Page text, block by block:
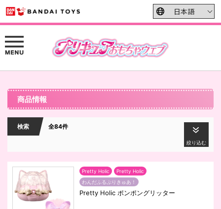
商品情報
検索 全84件
絞り込む
Pretty Holic
Pretty Holic
わんだふるぷりきゅあ！
Pretty Holic ポンポングリッター